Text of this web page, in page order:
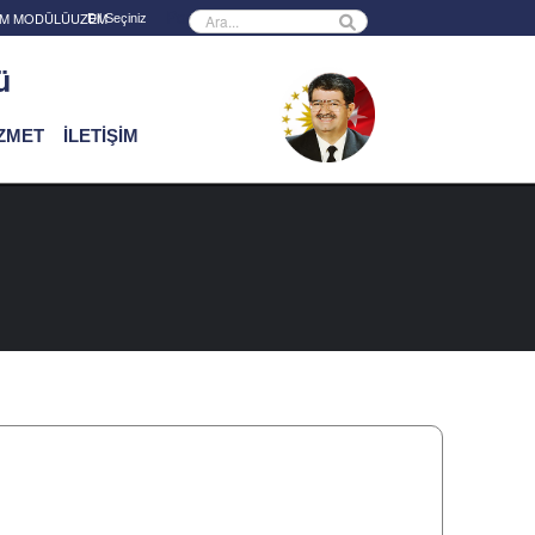
MODÜLÜUZEM Powered by
İLETİŞİM